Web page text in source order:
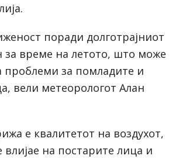
поради долготрајниот
за време на летото, што може
проблеми за помладите и
вели метеорологот Алан
е квалитетот на воздухот,
влијае на постарите лица и